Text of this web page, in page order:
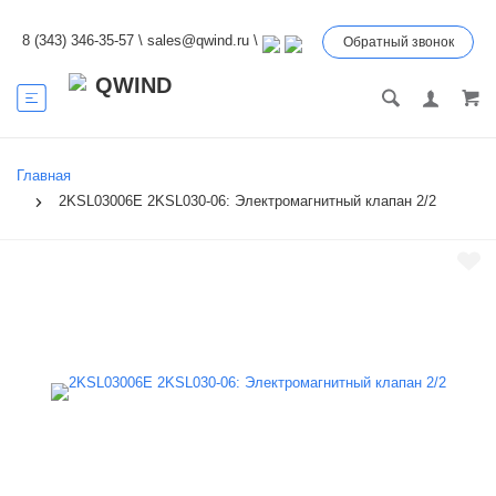
8 (343) 346-35-57 \ sales@qwind.ru \ Обратный звонок
Главная
2KSL03006E 2KSL030-06: Электромагнитный клапан 2/2